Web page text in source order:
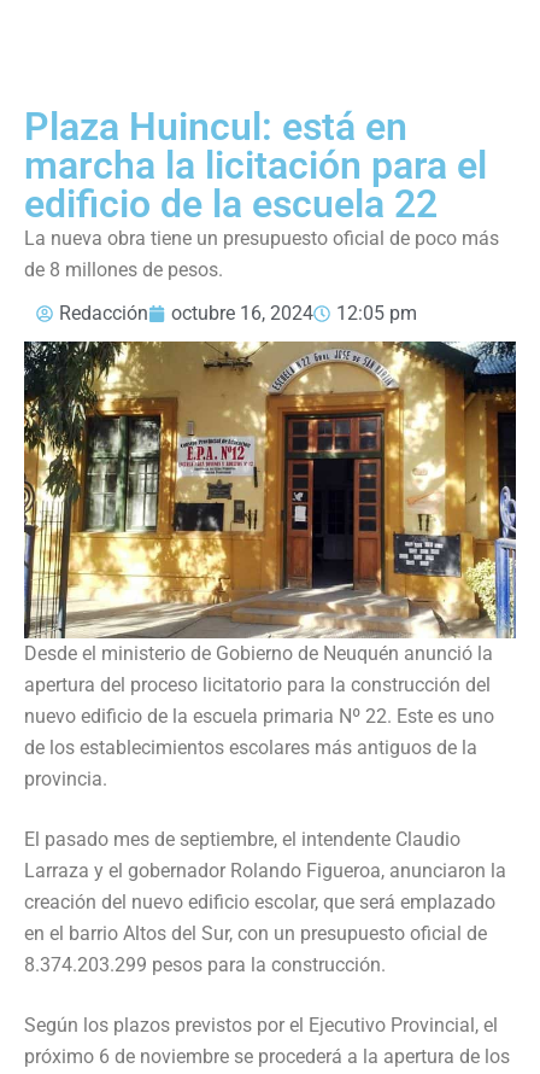
Plaza Huincul: está en
marcha la licitación para el
edificio de la escuela 22
La nueva obra tiene un presupuesto oficial de poco más
de 8 millones de pesos.
Redacción
octubre 16, 2024 12:05 pm
Desde el ministerio de Gobierno de Neuquén anunció la
apertura del proceso licitatorio para la construcción del
nuevo edificio de la escuela primaria Nº 22. Este es uno
de los establecimientos escolares más antiguos de la
provincia.
El pasado mes de septiembre, el intendente Claudio
Larraza y el gobernador Rolando Figueroa, anunciaron la
creación del nuevo edificio escolar, que será emplazado
en el barrio Altos del Sur, con un presupuesto oficial de
8.374.203.299 pesos para la construcción.
Según los plazos previstos por el Ejecutivo Provincial, el
próximo 6 de noviembre se procederá a la apertura de los